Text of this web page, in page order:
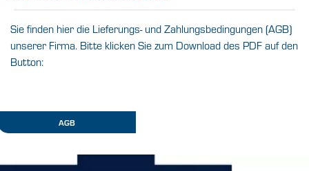
Sie finden hier die Lieferungs- und Zahlungsbedingungen (AGB)
unserer Firma. Bitte klicken Sie zum Download des PDF auf den
Button:
AGB